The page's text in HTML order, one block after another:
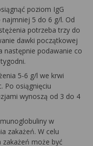
poziom IgG
5 do 6 g/l. Od
potrzeba trzy do
dawki początkowej
następnie podawanie co
5-6 g/l we krwi
Po osiągnięciu
wynoszą od 3 do 4
w
zakażeń. W celu
może być